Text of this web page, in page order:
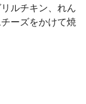
ルチキン、れん
ーズをかけて焼